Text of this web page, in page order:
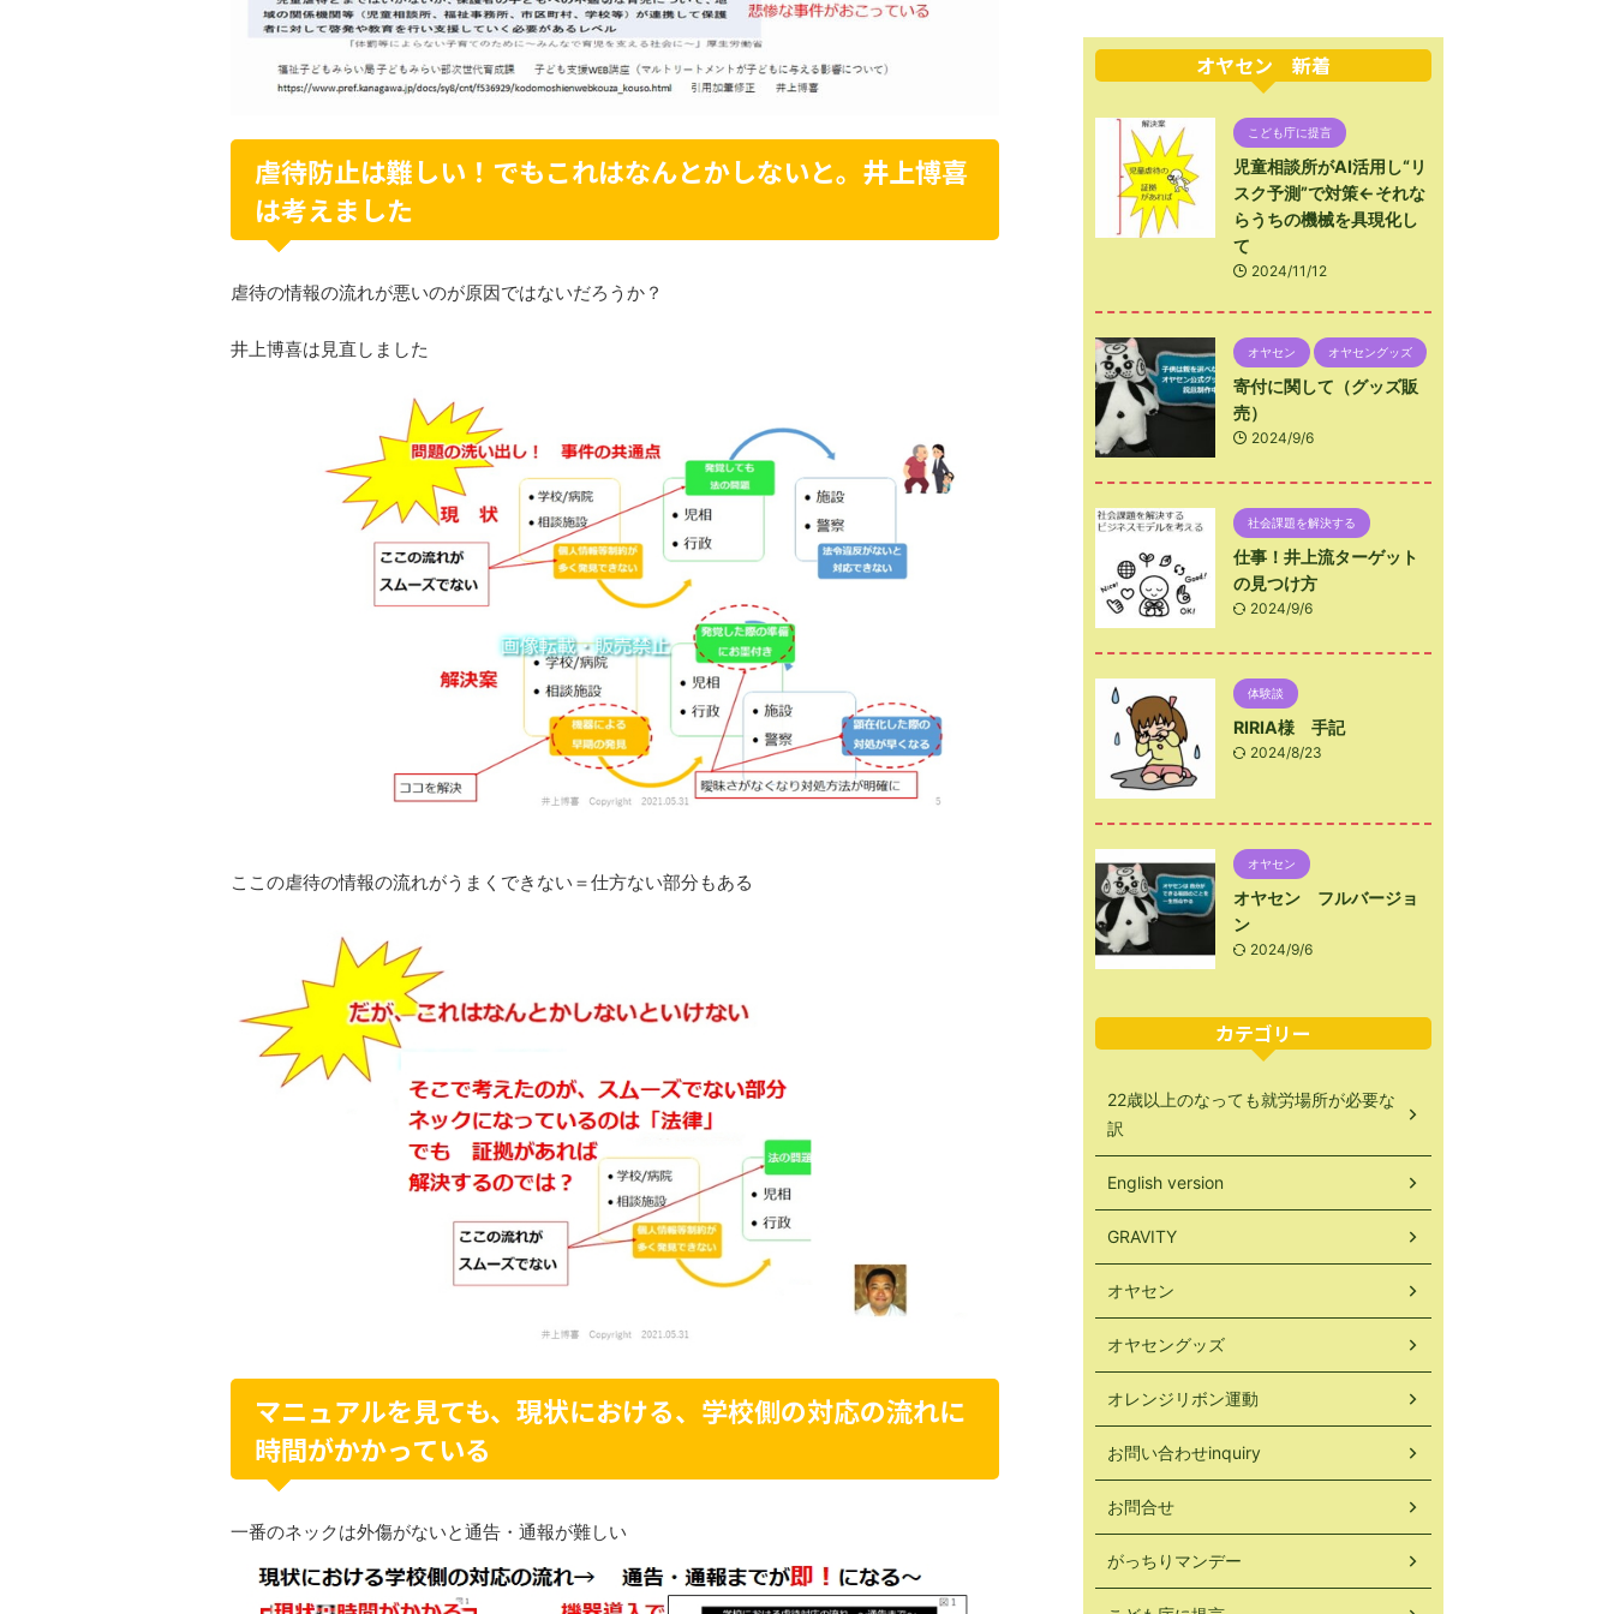
虐待防止は難しい！でもこれはなんとかしないと。井上博喜
は考えました
虐待の情報の流れが悪いのが原因ではないだろうか？
井上博喜は見直しました
ここの虐待の情報の流れがうまくできない＝仕方ない部分もある
マニュアルを見ても、現状における、学校側の対応の流れに
時間がかかっている
一番のネックは外傷がないと通告・通報が難しい
オヤセン 新着
こども庁に提言
児童相談所がAI活用し“リ
スク予測”で対策←それな
らうちの機械を具現化し
て
2024/11/12
オヤセン オヤセングッズ
寄付に関して（グッズ販
売）
2024/9/6
社会課題を解決する
仕事！井上流ターゲット
の見つけ方
2024/9/6
体験談
RIRIA様 手記
2024/8/23
オヤセン
オヤセン フルバージョ
ン
2024/9/6
カテゴリー
22歳以上のなっても就労場所が必要な
訳
English version
GRAVITY
オヤセン
オヤセングッズ
オレンジリボン運動
お問い合わせinquiry
お問合せ
がっちりマンデー